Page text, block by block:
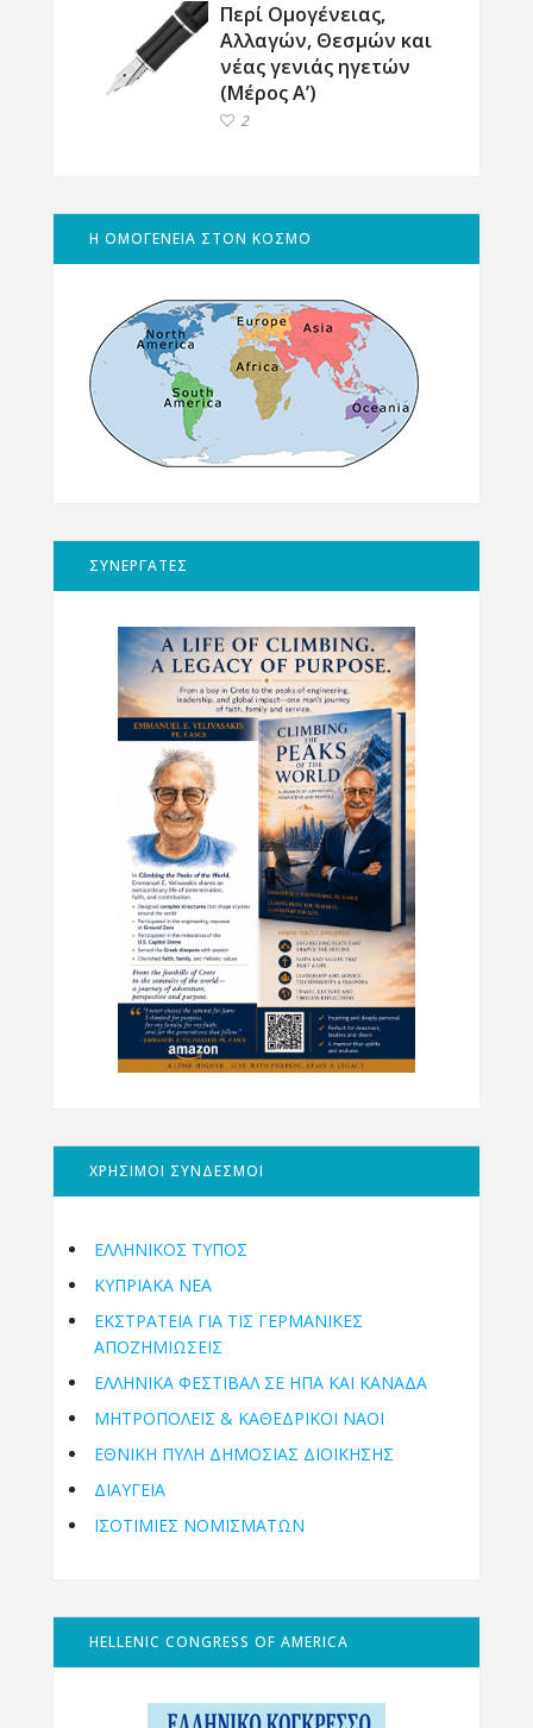
Περί Ομογένειας,
Αλλαγών, Θεσμών και
νέας γενιάς ηγετών
(Μέρος Α’)
2
Η ΟΜΟΓΕΝΕΙΑ ΣΤΟΝ ΚΟΣΜΟ
ΣΥΝΕΡΓΑΤΕΣ
ΧΡΗΣΙΜΟΙ ΣΥΝΔΕΣΜΟΙ
ΕΛΛΗΝΙΚΟΣ ΤΥΠΟΣ
ΚΥΠΡΙΑΚΑ ΝΕΑ
ΕΚΣΤΡΑΤΕΙΑ ΓΙΑ ΤΙΣ ΓΕΡΜΑΝΙΚΕΣ
ΑΠΟΖΗΜΙΩΣΕΙΣ
ΕΛΛΗΝΙΚΆ ΦΕΣΤΙΒΆΛ ΣΕ ΗΠΑ ΚΑΙ ΚΑΝΑΔΑ
ΜΗΤΡΟΠΌΛΕΙΣ & ΚΑΘΕΔΡΙΚΟΊ ΝΑΟΊ
ΕΘΝΙΚΉ ΠΎΛΗ ΔΗΜΌΣΙΑΣ ΔΙΟΊΚΗΣΗΣ
ΔΙΑΥΓΕΙΑ
ΙΣΟΤΙΜΙΕΣ ΝΟΜΙΣΜΑΤΩΝ
HELLENIC CONGRESS OF AMERICA